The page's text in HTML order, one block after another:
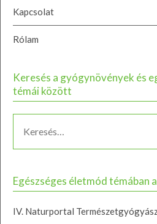
Kapcsolat
Rólam
Keresés a gyógynövények és
témái között
Egészséges életmód témában
IV. Naturportal